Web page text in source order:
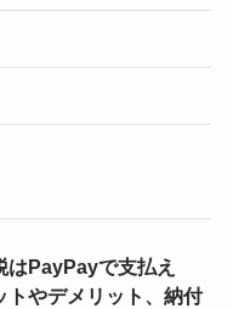
はPayPayで支払え
トやデメリット、納付